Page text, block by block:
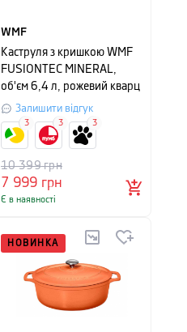
WMF
Каструля з кришкою WMF
FUSIONTEC MINERAL,
об'єм 6,4 л, рожевий кварц
Залишити відгук
7 999 грн
10 399грн
Є в наявності
3 3 3
НОВИНКА